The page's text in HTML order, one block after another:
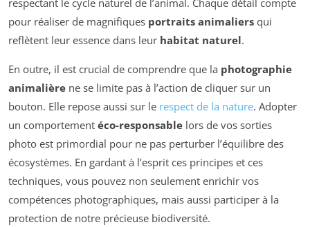
pour réaliser de magnifiques portraits animaliers qui
reflètent leur essence dans leur habitat naturel.
En outre, il est crucial de comprendre que la photographie
animalière ne se limite pas à l’action de cliquer sur un
bouton. Elle repose aussi sur le respect de la nature. Adopter
un comportement éco-responsable lors de vos sorties
photo est primordial pour ne pas perturber l’équilibre des
écosystèmes. En gardant à l’esprit ces principes et ces
techniques, vous pouvez non seulement enrichir vos
compétences photographiques, mais aussi participer à la
protection de notre précieuse biodiversité.